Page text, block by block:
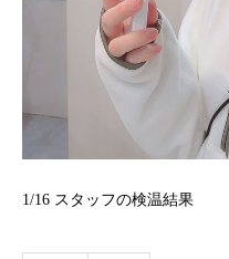
1/16 スタッフの検温結果